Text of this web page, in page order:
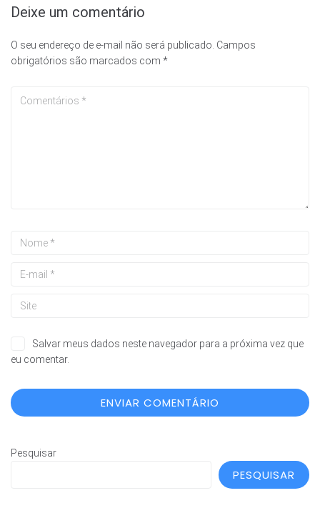
Deixe um comentário
O seu endereço de e-mail não será publicado. Campos
obrigatórios são marcados com *
Salvar meus dados neste navegador para a próxima vez que
eu comentar.
Pesquisar
PESQUISAR